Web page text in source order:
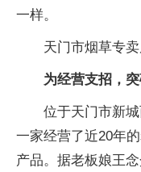
一样。
天门市烟草专
为经营支招，
位于天门市新
一家经营了近20年
产品。据老板娘王